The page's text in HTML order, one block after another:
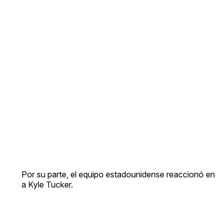
Por su parte, el equipo estadounidense reaccionó
a Kyle Tucker.